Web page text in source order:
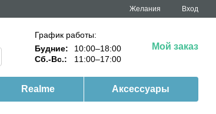
Желания Вход
График работы:
Будние:
10:00–18:00
Сб.-Вс.:
11:00–17:00
Мой заказ
Realme Аксессуары